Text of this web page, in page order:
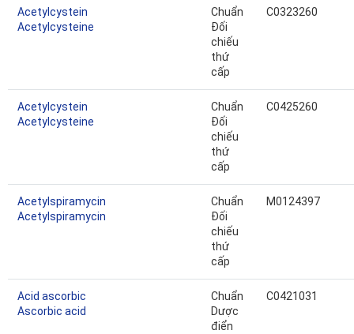
Acetylcystein
Acetylcysteine
Chuẩn
Đối
chiếu
thứ
cấp
C0323260
Acetylcystein
Acetylcysteine
Chuẩn
Đối
chiếu
thứ
cấp
C0425260
Acetylspiramycin
Acetylspiramycin
Chuẩn
Đối
chiếu
thứ
cấp
M0124397
Acid ascorbic
Ascorbic acid
Chuẩn
Dược
điển
C0421031